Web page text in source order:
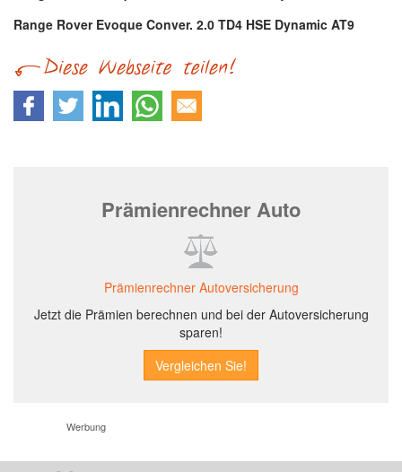
Range Rover Evoque Conver. 2.0 TD4 HSE Dynamic AT9
Prämienrechner Auto
Prämienrechner Autoversicherung
Jetzt die Prämien berechnen und bei der Autoversicherung
sparen!
Werbung